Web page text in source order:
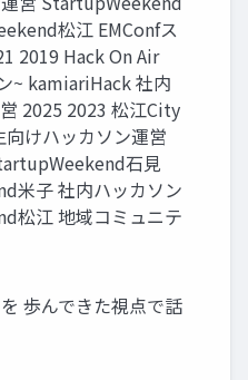
松江 EMConfス
2019 Hack On Air
~ kamiariHack 社内
2025 2023 松江City
けハッカソン運営
⽯⾒
⽶⼦ 社内ハッカソン
松江 地域コミュニテ
歩んできた視点で話